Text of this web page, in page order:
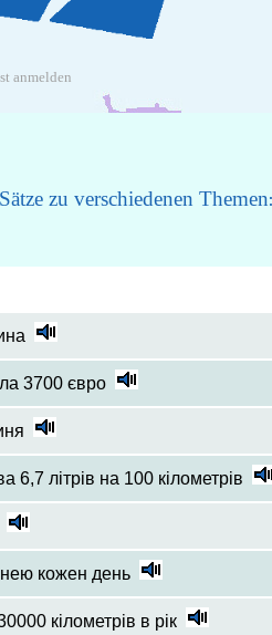
anmelden
zu verschiedenen Themen
3700 євро
6,7 літрів на 100 кілометрів
кожен день
кілометрів в рік